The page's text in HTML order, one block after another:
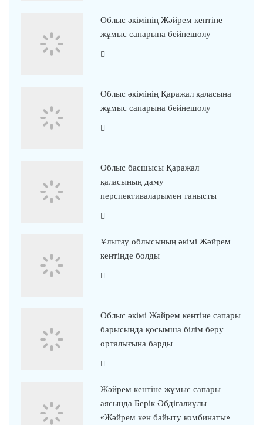
Облыс әкімінің Жәйрем кентіне
жұмыс сапарына бейнешолу
Облыс әкімінің Қаражал қаласына
жұмыс сапарына бейнешолу
Облыс басшысы Қаражал
қаласының даму
перспективаларымен танысты
Ұлытау облысының әкімі Жәйрем
кентінде болды
Облыс әкімі Жәйрем кентіне сапары
барысында қосымша білім беру
орталығына барды
Жәйрем кентіне жұмыс сапары
аясында Берік Әбдіғалиұлы
«Жәйрем кен байыту комбинаты»